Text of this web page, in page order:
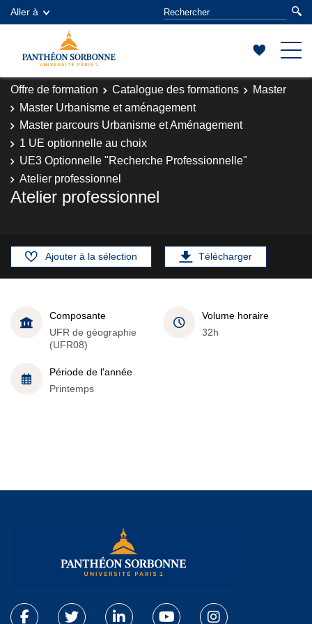
Aller à
Offre de formation Catalogue des formations
Master
Master Urbanisme et aménagement
Master parcours Urbanisme et Aménagement
1 UE optionnelle au choix
UE3 Optionnelle "Recherche Professionnelle"
Atelier professionnel
Atelier professionnel
Ajouter à la sélection Télécharger
Composante
UFR de géographie
(UFR08)
Volume horaire
32h
Période de l'année
Printemps